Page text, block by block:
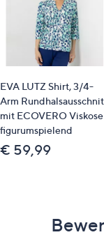
EVA LUTZ Shirt, 3/4-
Arm
mit ECOVERO Viskose
figurumspielend
€ 59,99